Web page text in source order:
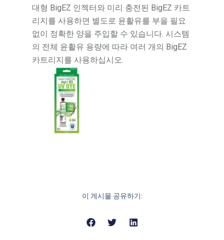
대형 BigEZ 인젝터와 미리 충전된 BigEZ 카트
리지를 사용하면 별도로 윤활유를 부을 필요
없이 정확한 양을 주입할 수 있습니다. 시스템
의 전체 윤활유 용량에 따라 여러 개의 BigEZ
카트리지를 사용하십시오.
이 게시물 공유하기: